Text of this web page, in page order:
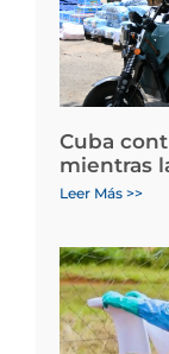
Cuba
mientras
Leer Más >>